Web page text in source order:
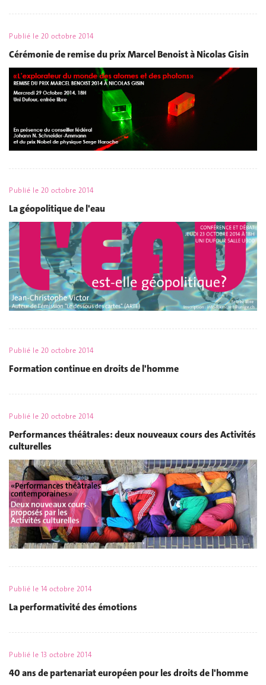
Publié le 20 octobre 2014
Cérémonie de remise du prix Marcel Benoist à Nicolas Gisin
Publié le 20 octobre 2014
La géopolitique de l'eau
Publié le 20 octobre 2014
Formation continue en droits de l'homme
Publié le 20 octobre 2014
Performances théâtrales: deux nouveaux cours des Activités
culturelles
Publié le 14 octobre 2014
La performativité des émotions
Publié le 13 octobre 2014
40 ans de partenariat européen pour les droits de l'homme